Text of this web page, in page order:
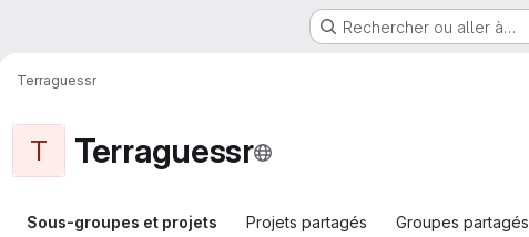
Rechercher ou aller à…
Terraguessr
T Terraguessr
Sous‐groupes et projets Projets partagés Groupes partagés